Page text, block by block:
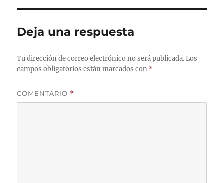
Deja una respuesta
Tu dirección de correo electrónico no será publicada. Los
campos obligatorios están marcados con *
COMENTARIO *